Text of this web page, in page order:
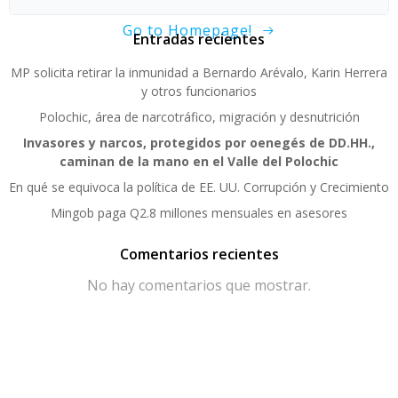
Go to Homepage!
Entradas recientes
MP solicita retirar la inmunidad a Bernardo Arévalo, Karin Herrera
y otros funcionarios
Polochic, área de narcotráfico, migración y desnutrición
Invasores y narcos, protegidos por oenegés de DD.HH.,
caminan de la mano en el Valle del Polochic
En qué se equivoca la política de EE. UU. Corrupción y Crecimiento
Mingob paga Q2.8 millones mensuales en asesores
Comentarios recientes
No hay comentarios que mostrar.